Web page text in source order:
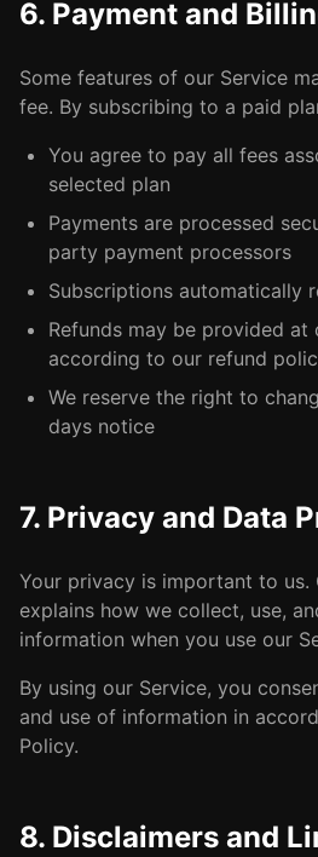
6. Payment and
Some features of our Service
fee. By subscribing to a paid
You agree to pay all fees
selected plan
Payments are processed
party payment processors
Subscriptions automatically
Refunds may be provided at
according to our refund
We reserve the right to
days notice
7. Privacy and Data
Your privacy is important to us.
explains how we collect, use,
information when you use our
By using our Service, you
and use of information in
Policy.
8. Disclaimers and